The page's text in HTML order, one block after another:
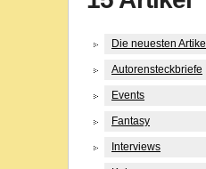
Die neuesten Artikel
Autorensteckbriefe
Events
Fantasy
Interviews